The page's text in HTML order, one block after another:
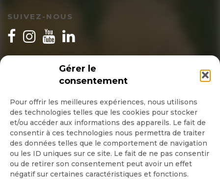
Gérer le
consentement
Pour offrir les meilleures expériences, nous utilisons
des technologies telles que les cookies pour stocker
et/ou accéder aux informations des appareils. Le fait de
consentir à ces technologies nous permettra de traiter
des données telles que le comportement de navigation
ou les ID uniques sur ce site. Le fait de ne pas consentir
ou de retirer son consentement peut avoir un effet
négatif sur certaines caractéristiques et fonctions.
SUIVEZ-NOUS
INSCRIPTION NEWSLETTER
Quotidienne
Hebdo
OK